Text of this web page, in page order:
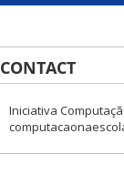
CONTACT
Iniciativa